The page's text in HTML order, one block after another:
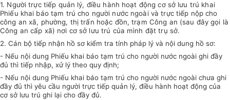
1. Người trực tiếp quản lý, điều hành hoạt động cơ sở lưu trú khai
Phiếu khai báo tạm trú cho người nước ngoài và trực tiếp nộp cho
công an xã, phường, thị trấn hoặc đồn, trạm Công an (sau đây gọi là
Công an cấp xã) nơi cơ sở lưu trú của mình đặt trụ sở.
2. Cán bộ tiếp nhận hồ sơ kiểm tra tính pháp lý và nội dung hồ sơ:
- Nếu nội dung Phiếu khai báo tạm trú cho người nước ngoài ghi đầy
đủ thì tiếp nhập, xử lý theo quy định;
- Nếu nội dung Phiếu khai báo tạm trú cho người nước ngoài chưa ghi
đầy đủ thì yêu cầu người trực tiếp quản lý, điều hành hoạt động của
cơ sở lưu trú ghi lại cho đầy đủ.